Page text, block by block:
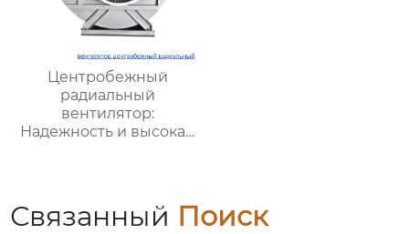
Центробежный
радиальный
вентилятор:
Надежность и высокая
Связанный Поиск